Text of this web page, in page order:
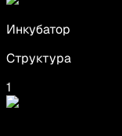
Инкубатор
Структура
1